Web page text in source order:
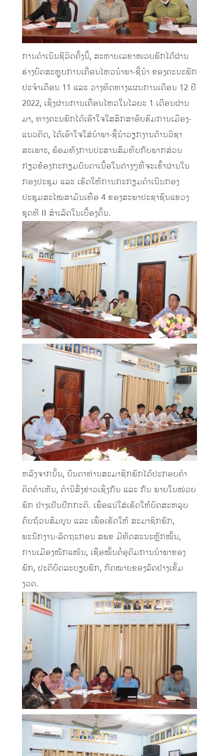
ການດຳເນີນຊີວິດຄັ້ງນີ້, ສະຫາຍເລຂາໜວຍພັກໄດ້ຜ່ານ
ຮ່າງບົດສະຫຼຸບການເຄື່ອນໄຫວນຳພາ-ຊີ້ນຳ ຂອງຄະນະພັກ
ປະຈໍາເດືອນ 11 ແລະ ວາງທິດທາງແຜນການເດືອນ 12 ປີ
2022, ເຊິ່ງຜ່ານການເຄື່ອນໄຫວໃນໄລຍະ 1 ເດືອນຜ່ານ
ມາ, ທາງຄະນພັກໄດ້ເອົາໃຈໃສສຶກສາອົບຮົມການເມືອງ-
ແນວຄິດ, ໄດ້ເອົາໃຈໃສ່ນໍາພາ-ຊີ້ນໍາວຽກງານດ້ານວິຊາ
ສະເພາະ, ພ້ອມທັງການປະສານສົມທົບກັບພາກສ່ວນ
ກ່ຽວຂ້ອງກະກຽມບັນດາເນື້ອໃນຕ່າງໆທີ່ຈະເຂົ້າຜ່ານໃນ
ກອງປະຊຸມ ແລະ ເຮັດໃຫ້ການກະກຽມດຳເນີນກອງ
ປະຊຸມສະໄໝສາມັນເທື່ອ 4 ຂອງສະພາປະຊາຊົນແຂວງ
ຊຸດທີ II ສໍາເລັດໃນເບື້ອງຕົ້ນ.
ຫລັງຈາກນັ້ນ, ບັນດາທ່ານສະມາຊິກພັກໄດ້ປະກອບຄໍາ
ຄິດຄໍາເຫັນ, ຕໍານິສົ່ງຂ່າວເຊິ່ງກັນ ແລະ ກັນ ພາຍໃນໜ່ວຍ
ພັກ ຢ່າງເປັນປົກກະຕິ. ເພື່ອແນ່ໃສ່ເຮັດໃຫ້ບົດສະຫລຸບ
ຄົບຖ້ວນສົມບູນ ແລະ ເພື່ອເຮັດໃຫ້ ສະມາຊິກພັກ,
ພະນັກງານ-ລັດຖະກອນ ສພຂ ມີທັດສະນະຫຼັກໝັ້ນ,
ການເມືອງໜັກແໜ້ນ, ເຊື່ອໝັ້ນຕໍ່ອຸດົມການນຳພາຂອງ
ພັກ, ປະຕິບັດລະບຽບພັກ, ກົດໝາຍຂອງລັດຢ່າງເຂັ້ມ
ງວດ.